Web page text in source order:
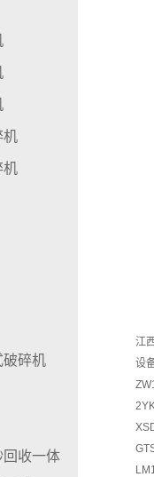
机
机
破碎机
回收一体
江
设